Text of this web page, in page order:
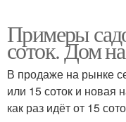
Примеры
соток. Дом
В продаже на рынке
или 15 соток и новая
как раз идёт от 15